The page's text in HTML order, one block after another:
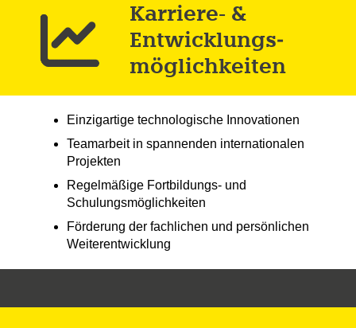
Karriere- &
Entwicklungs­
möglich­keiten
Einzigartige technologische Innovationen
Teamarbeit in spannenden internationalen
Projekten
Regelmäßige Fortbildungs- und
Schulungsmöglichkeiten
Förderung der fachlichen und persönlichen
Weiterentwicklung